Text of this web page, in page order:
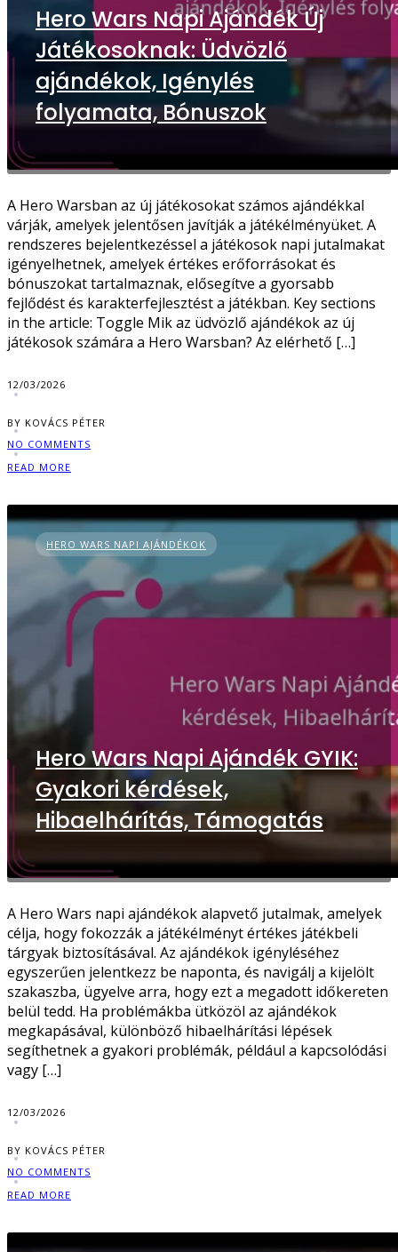
Hero Wars Napi Ajándék Új
Játékosoknak: Üdvözlő
ajándékok, Igénylés
folyamata, Bónuszok
A Hero Warsban az új játékosokat számos ajándékkal
várják, amelyek jelentősen javítják a játékélményüket. A
rendszeres bejelentkezéssel a játékosok napi jutalmakat
igényelhetnek, amelyek értékes erőforrásokat és
bónuszokat tartalmaznak, elősegítve a gyorsabb
fejlődést és karakterfejlesztést a játékban. Key sections
in the article: Toggle Mik az üdvözlő ajándékok az új
játékosok számára a Hero Warsban? Az elérhető […]
12/03/2026
BY KOVÁCS PÉTER
NO COMMENTS
READ MORE
HERO WARS NAPI AJÁNDÉKOK
Hero Wars Napi Ajándék GYIK:
Gyakori kérdések,
Hibaelhárítás, Támogatás
A Hero Wars napi ajándékok alapvető jutalmak, amelyek
célja, hogy fokozzák a játékélményt értékes játékbeli
tárgyak biztosításával. Az ajándékok igényléséhez
egyszerűen jelentkezz be naponta, és navigálj a kijelölt
szakaszba, ügyelve arra, hogy ezt a megadott időkereten
belül tedd. Ha problémákba ütközöl az ajándékok
megkapásával, különböző hibaelhárítási lépések
segíthetnek a gyakori problémák, például a kapcsolódási
vagy […]
12/03/2026
BY KOVÁCS PÉTER
NO COMMENTS
READ MORE